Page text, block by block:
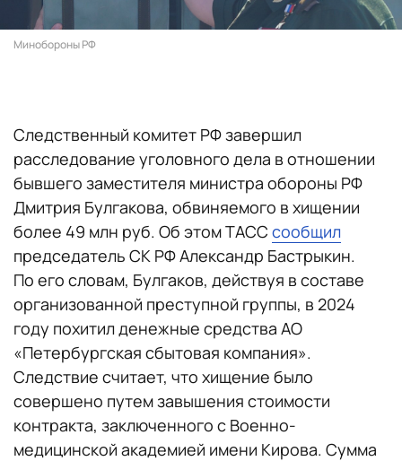
Минобороны РФ
Следственный комитет РФ завершил
расследование уголовного дела в отношении
бывшего заместителя министра обороны РФ
Дмитрия Булгакова, обвиняемого в хищении
более 49 млн руб. Об этом ТАСС сообщил
председатель СК РФ Александр Бастрыкин.
По его словам, Булгаков, действуя в составе
организованной преступной группы, в 2024
году похитил денежные средства АО
«Петербургская сбытовая компания».
Следствие считает, что хищение было
совершено путем завышения стоимости
контракта, заключенного с Военно-
медицинской академией имени Кирова. Сумма